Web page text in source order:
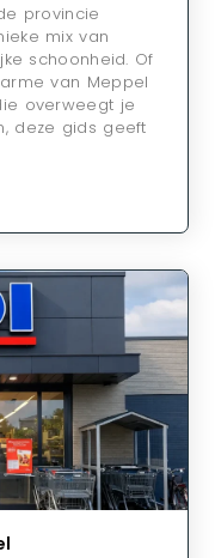
provincie
mix van
schoonheid. Of
van Meppel
overweegt je
deze gids geeft